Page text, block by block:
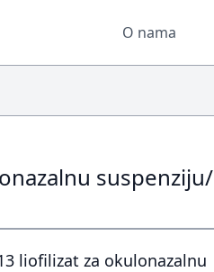
O nama
suspenziju/
liofilizat za okulonazalnu